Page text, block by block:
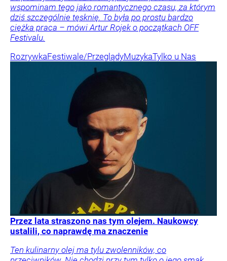
wspominam tego jako romantycznego czasu, za którym
dziś szczególnie tęsknię. To była po prostu bardzo
ciężka praca – mówi Artur Rojek o początkach OFF
Festivalu.
RozrywkaFestiwale/PrzeglądyMuzykaTylko u Nas
Przez lata straszono nas tym olejem. Naukowcy
ustalili, co naprawdę ma znaczenie
Ten kulinarny olej ma tylu zwolenników, co